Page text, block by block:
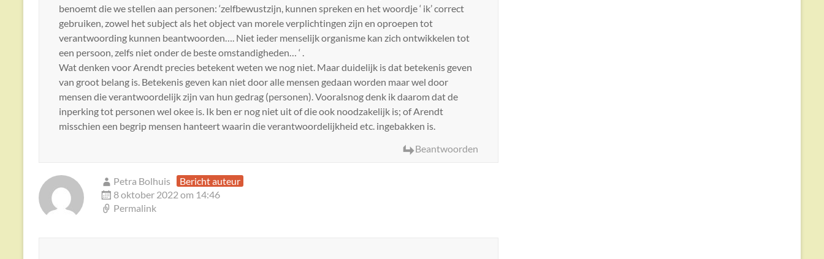
benoemt die we stellen aan personen: ‘zelfbewustzijn, kunnen spreken en het woordje ‘ ik’ correct
gebruiken, zowel het subject als het object van morele verplichtingen zijn en oproepen tot
verantwoording kunnen beantwoorden…. Niet ieder menselijk organisme kan zich ontwikkelen tot
een persoon, zelfs niet onder de beste omstandigheden… ‘ .
Wat denken voor Arendt precies betekent weten we nog niet. Maar duidelijk is dat betekenis geven
van groot belang is. Betekenis geven kan niet door alle mensen gedaan worden maar wel door
mensen die verantwoordelijk zijn van hun gedrag (personen). Vooralsnog denk ik daarom dat de
inperking tot personen wel okee is. Ik ben er nog niet uit of die ook noodzakelijk is; of Arendt
misschien een begrip mensen hanteert waarin die verantwoordelijkheid etc. ingebakken is.
Beantwoorden
Petra Bolhuis
Bericht auteur
8 oktober 2022 om 14:46
Permalink